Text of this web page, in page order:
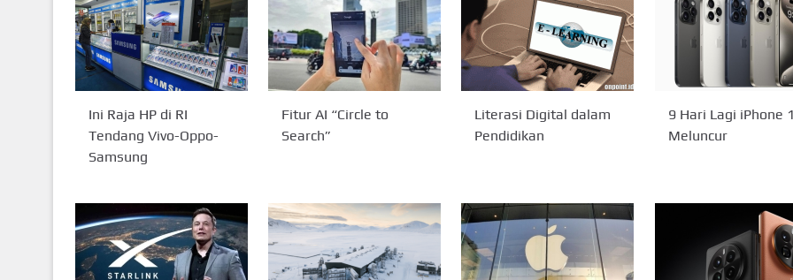
Ini Raja HP di RI
Tendang Vivo-Oppo-
Samsung
Fitur AI “Circle to
Search”
Literasi Digital dalam
Pendidikan
9 Hari Lagi iPhone
Meluncur